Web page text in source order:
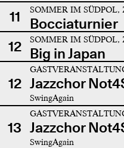
11 SOMMER IM
Bocciaturnier
12
SOMMER IM
Big in Japan
12 Jazzchor
SwingAgain
13 Jazzchor
SwingAgain